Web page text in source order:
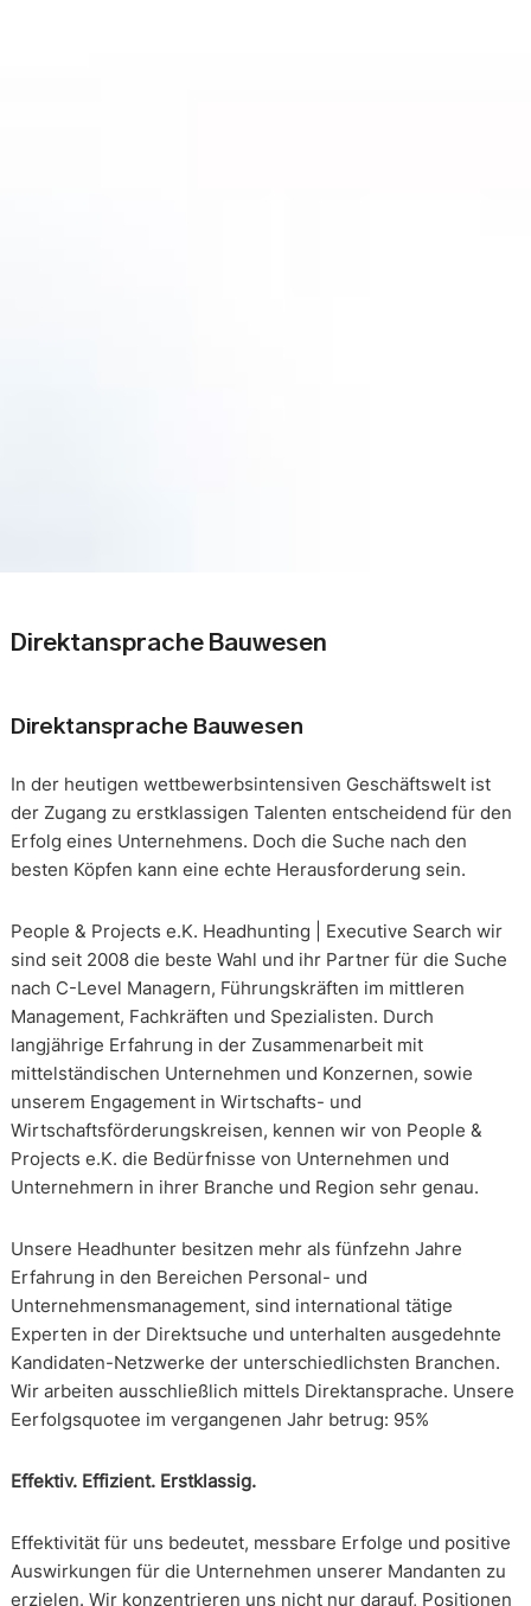
Direktansprache Bauwesen
Direktansprache Bauwesen
In der heutigen wettbewerbsintensiven Geschäftswelt ist
der Zugang zu erstklassigen Talenten entscheidend für den
Erfolg eines Unternehmens. Doch die Suche nach den
besten Köpfen kann eine echte Herausforderung sein.
People & Projects e.K. Headhunting | Executive Search wir
sind seit 2008 die beste Wahl und ihr Partner für die Suche
nach C-Level Managern, Führungskräften im mittleren
Management, Fachkräften und Spezialisten. Durch
langjährige Erfahrung in der Zusammenarbeit mit
mittelständischen Unternehmen und Konzernen, sowie
unserem Engagement in Wirtschafts- und
Wirtschaftsförderungskreisen, kennen wir von People &
Projects e.K. die Bedürfnisse von Unternehmen und
Unternehmern in ihrer Branche und Region sehr genau.
Unsere Headhunter besitzen mehr als fünfzehn Jahre
Erfahrung in den Bereichen Personal- und
Unternehmensmanagement, sind international tätige
Experten in der Direktsuche und unterhalten ausgedehnte
Kandidaten-Netzwerke der unterschiedlichsten Branchen.
Wir arbeiten ausschließlich mittels Direktansprache. Unsere
Eerfolgsquotee im vergangenen Jahr betrug: 95%
Effektiv. Effizient. Erstklassig.
Effektivität für uns bedeutet, messbare Erfolge und positive
Auswirkungen für die Unternehmen unserer Mandanten zu
erzielen. Wir konzentrieren uns nicht nur darauf, Positionen